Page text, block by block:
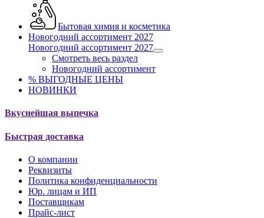
Бытовая химия и косметика
Новогодний ассортимент 2027
Новогодний ассортимент 2027
Смотреть весь раздел
Новогодний ассортимент
% ВЫГОДНЫЕ ЦЕНЫ
НОВИНКИ
Вкуснейшая выпечка
Быстрая доставка
О компании
Реквизиты
Политика конфиденциальности
Юр. лицам и ИП
Поставщикам
Прайс-лист